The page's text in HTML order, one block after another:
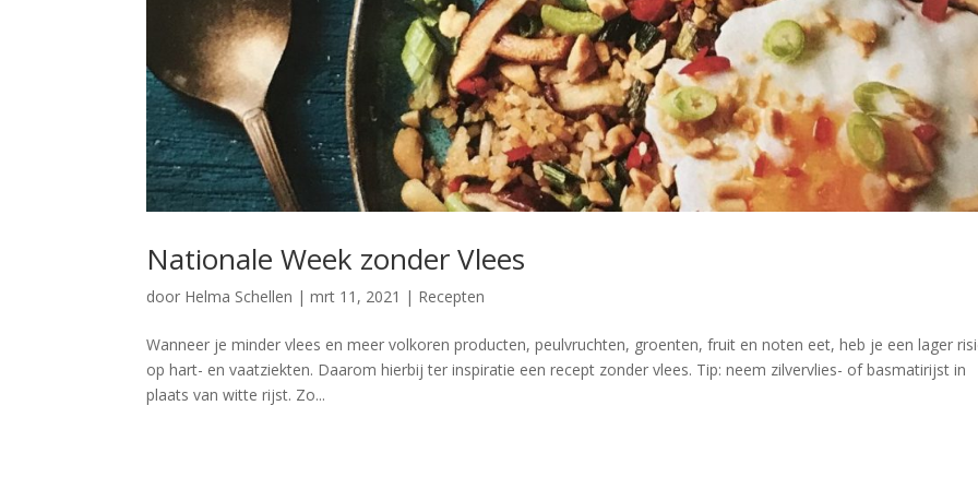
Nationale Week zonder Vlees
door Helma Schellen |mrt 11, 2021 | Recepten
Wanneer je minder vlees en meer volkoren producten, peulvruchten, groenten, fruit en noten eet, heb je een lager
op hart- en vaatziekten. Daarom hierbij ter inspiratie een recept zonder vlees. Tip: neem zilvervlies- of basmatirijst in
plaats van witte rijst. Zo...